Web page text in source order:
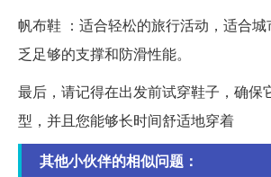
帆布鞋 ：适合轻松的旅行活动，适合
乏足够的支撑和防滑性能。
最后，请记得在出发前试穿鞋子，确保
型，并且您能够长时间舒适地穿着
其他小伙伴的相似问题：